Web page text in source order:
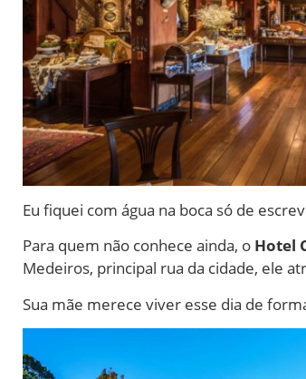
Eu fiquei com água na boca só de
Para quem não conhece ainda, o Hotel
Medeiros, principal rua da cidade, ele
Sua mãe merece viver esse dia de